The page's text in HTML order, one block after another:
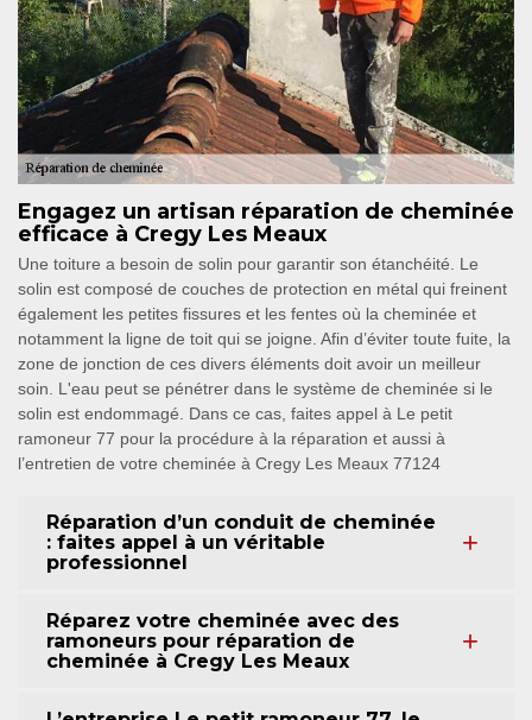
Engagez un artisan réparation de cheminée
efficace à Cregy Les Meaux
Une toiture a besoin de solin pour garantir son étanchéité. Le
solin est composé de couches de protection en métal qui freinent
également les petites fissures et les fentes où la cheminée et
notamment la ligne de toit qui se joigne. Afin d’éviter toute fuite, la
zone de jonction de ces divers éléments doit avoir un meilleur
soin. L'eau peut se pénétrer dans le système de cheminée si le
solin est endommagé. Dans ce cas, faites appel à Le petit
ramoneur 77 pour la procédure à la réparation et aussi à
l’entretien de votre cheminée à Cregy Les Meaux 77124
Réparation d’un conduit de cheminée
: faites appel à un véritable
professionnel
Réparez votre cheminée avec des
ramoneurs pour réparation de
cheminée à Cregy Les Meaux